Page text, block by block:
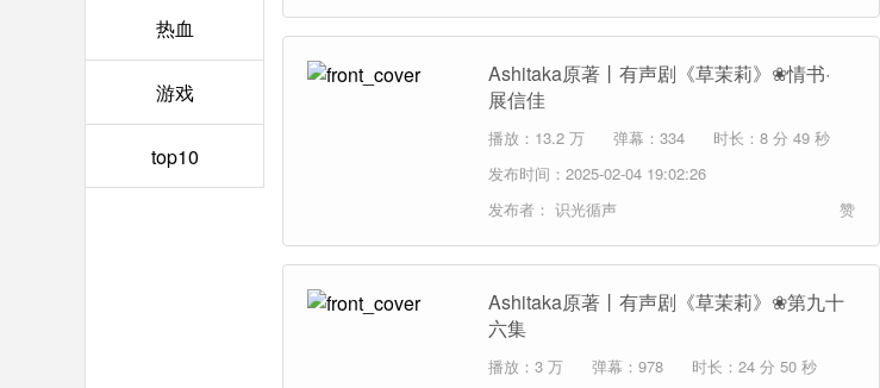
热血
游戏
top10
Ashitaka原著丨有声剧《草茉莉》❀情书·
展信佳
播放：13.2 万 弹幕：334
时长：8 分 49 秒
发布时间：2025-02-04 19:02:26
发布者： 识光循声 赞
Ashitaka原著丨有声剧《草茉莉》❀第九十
六集
播放：3 万 弹幕：978
时长：24 分 50 秒